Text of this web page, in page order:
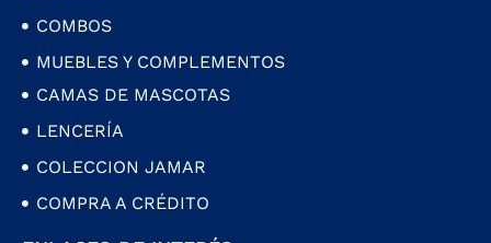
COMBOS
MUEBLES Y COMPLEMENTOS
CAMAS DE MASCOTAS
LENCERÍA
COLECCION JAMAR
COMPRA A CRÉDITO